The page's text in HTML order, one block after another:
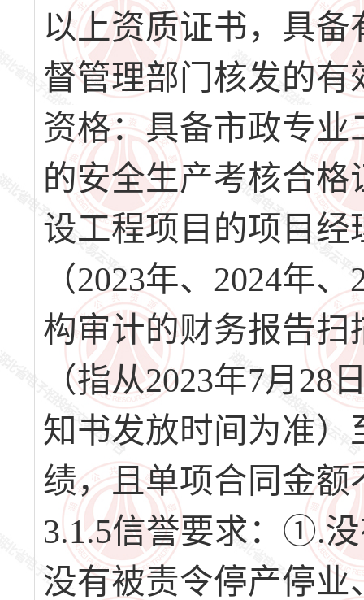
以上资质证书，具
督管理部门核发的有
资格：具备市政专
的安全生产考核合
设工程项目的项目经
（2023年、2024年
构审计的财务报告扫
（指从2023年7月
知书发放时间为准
绩，且单项合同金额
3.1.5信誉要求：①.
没有被责令停产停